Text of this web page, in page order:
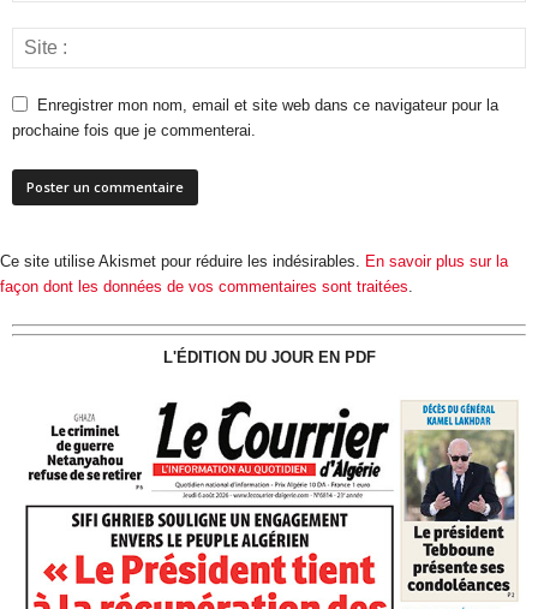
Enregistrer mon nom, email et site web dans ce navigateur pour la
prochaine fois que je commenterai.
Ce site utilise Akismet pour réduire les indésirables. En savoir plus sur la
façon dont les données de vos commentaires sont traitées
L'ÉDITION DU JOUR EN PDF